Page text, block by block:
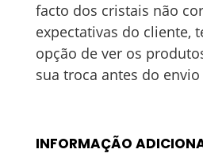
facto dos cristais não
expectativas do cliente,
opção de ver os
sua troca antes do
INFORMAÇÃO